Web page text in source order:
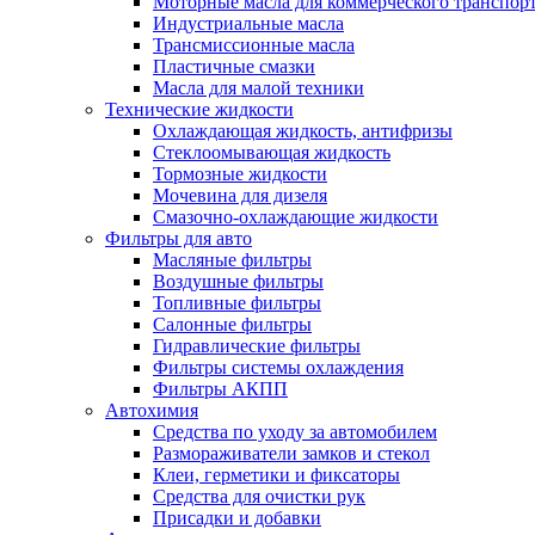
Индустриальные масла
Трансмиссионные масла
Пластичные смазки
Масла для малой техники
Технические жидкости
Охлаждающая жидкость, антифризы
Стеклоомывающая жидкость
Тормозные жидкости
Мочевина для дизеля
Смазочно-охлаждающие жидкости
Фильтры для авто
Масляные фильтры
Воздушные фильтры
Топливные фильтры
Салонные фильтры
Гидравлические фильтры
Фильтры системы охлаждения
Фильтры АКПП
Автохимия
Средства по уходу за автомобилем
Размораживатели замков и стекол
Клеи, герметики и фиксаторы
Средства для очистки рук
Присадки и добавки